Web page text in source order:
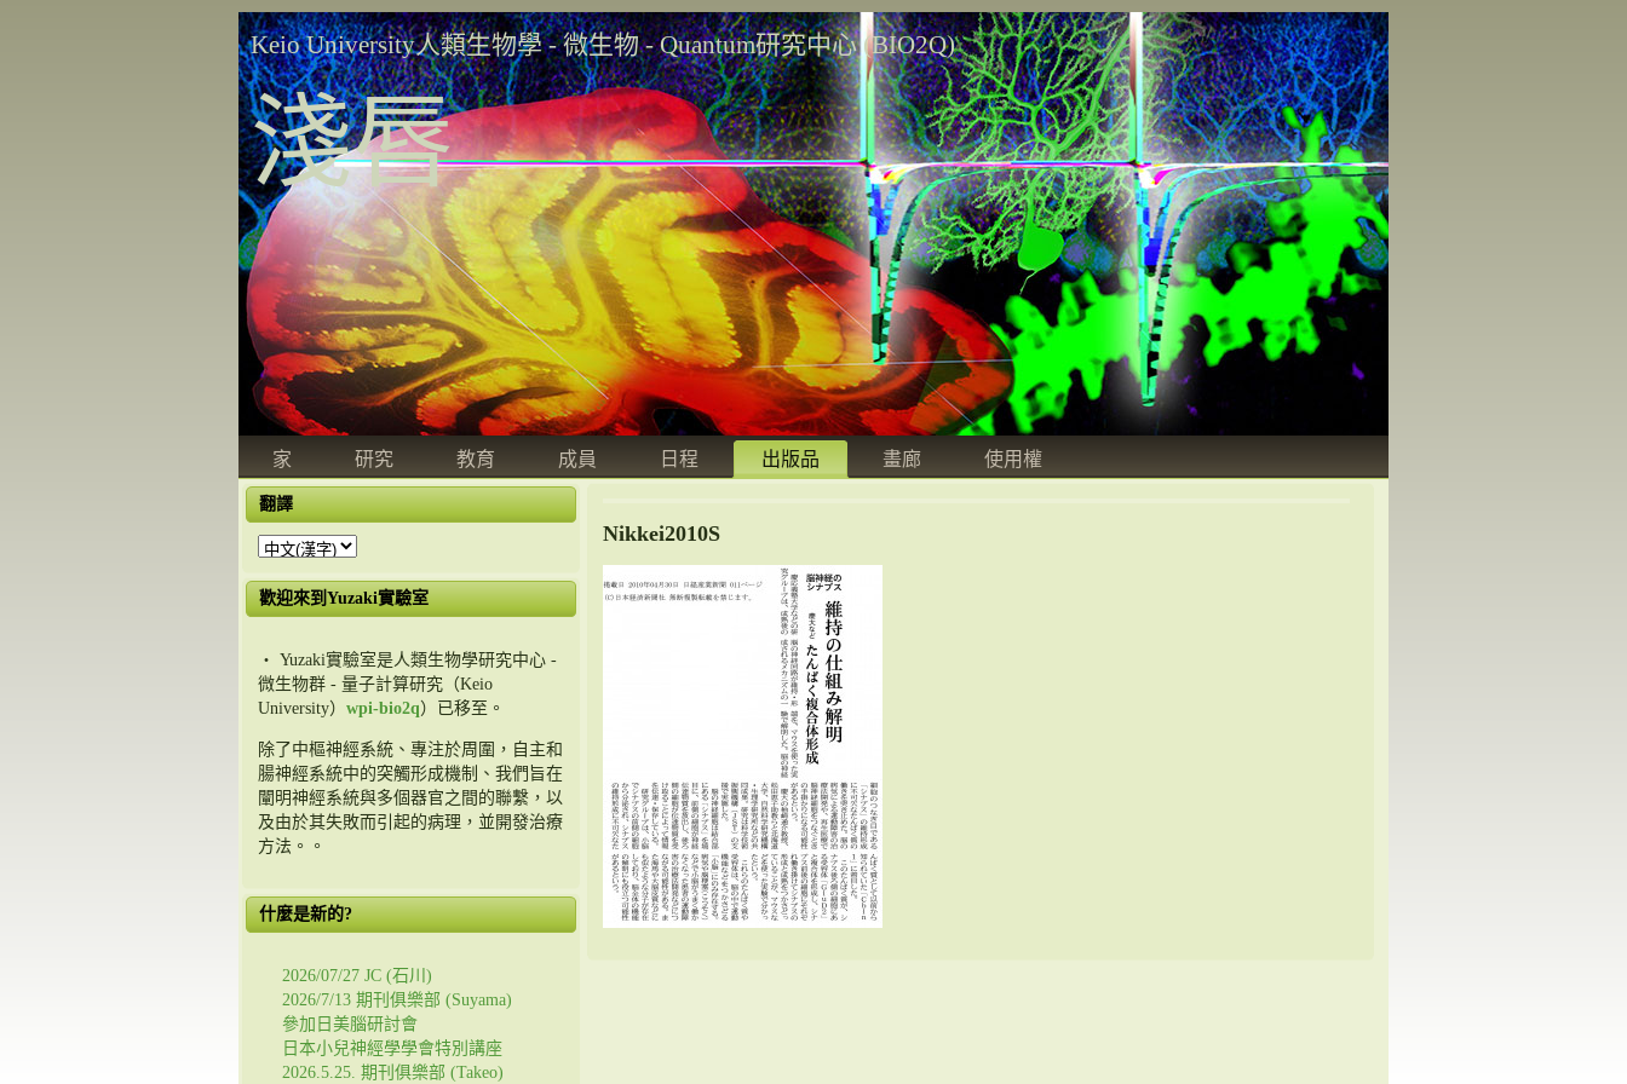
Keio University人類生物學 - 微生物 - Quantum研究中心 (BIO2Q)
淺唇
家 研究 教育 成員 日程 出版品 畫廊 使用權
翻譯
歡迎來到Yuzaki實驗室
・ Yuzaki實驗室是人類生物學研究中心 -
微生物群 - 量子計算研究（Keio
University） wpi-bio2q）已移至。
除了中樞神經系統、專注於周圍，自主和
腸神經系統中的突觸形成機制、我們旨在
闡明神經系統與多個器官之間的聯繫，以
及由於其失敗而引起的病理，並開發治療
方法。。
什麼是新的?
2026/07/27 JC (石川)
2026/7/13 期刊俱樂部 (Suyama)
參加日美腦研討會
日本小兒神經學學會特別講座
2026.5.25. 期刊俱樂部 (Takeo)
Nikkei2010S